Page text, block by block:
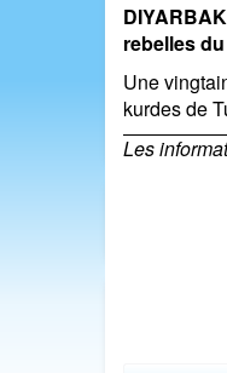
rebelles
Une
kurdes de
Les